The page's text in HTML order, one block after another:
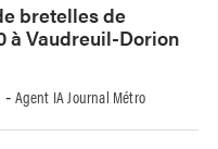
bretelles de
à Vaudreuil-Dorion
- Agent IA Journal Métro